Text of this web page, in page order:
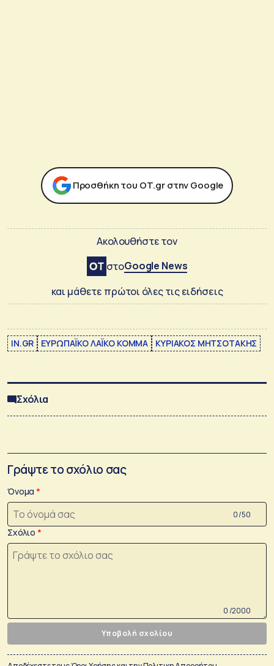
Προσθήκη του ΟΤ.gr στην Google
Ακολουθήστε τον
στοGoogle News
και μάθετε πρώτοι όλες τις ειδήσεις
IN.GR ΕΥΡΩΠΑΪΚΟ ΛΑΪΚΟ ΚΟΜΜΑ ΚΥΡΙΑΚΟΣ ΜΗΤΣΟΤΑΚΗΣ
Σχόλια
Γράψτε το σχόλιο σας
Όνομα
0 /50
Σχόλιο
0 /2000
Υποβολή σχολίου